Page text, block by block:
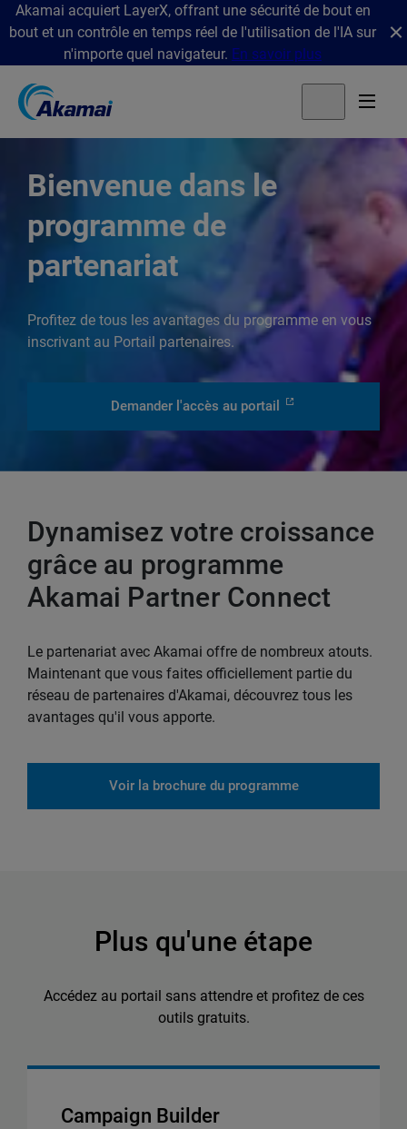
Akamai acquiert LayerX, offrant une sécurité de bout en
bout et un contrôle en temps réel de l'utilisation de l'IA sur
n'importe quel navigateur. En savoir plus
Bienvenue dans le
programme de
partenariat
Profitez de tous les avantages du programme en vous
inscrivant au Portail partenaires.
Demander l'accès au portail
Dynamisez votre croissance
grâce au programme
Akamai Partner Connect
Le partenariat avec Akamai offre de nombreux atouts.
Maintenant que vous faites officiellement partie du
réseau de partenaires d'Akamai, découvrez tous les
avantages qu'il vous apporte.
Voir la brochure du programme
Plus qu'une étape
Accédez au portail sans attendre et profitez de ces
outils gratuits.
Campaign Builder